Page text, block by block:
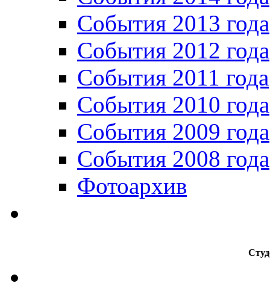
События 2013 года
События 2012 года
События 2011 года
События 2010 года
События 2009 года
События 2008 года
Фотоархив